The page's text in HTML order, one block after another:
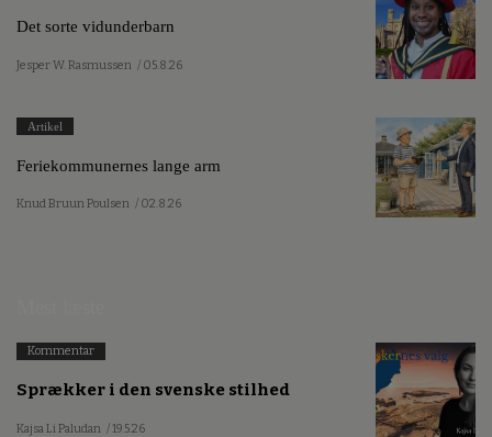
Det sorte vidunderbarn
Jesper W. Rasmussen / 05.8.26
Artikel
Feriekommunernes lange arm
Knud Bruun Poulsen / 02.8.26
Kommentar
Sprækker i den svenske stilhed
Kajsa Li Paludan / 19.5.26